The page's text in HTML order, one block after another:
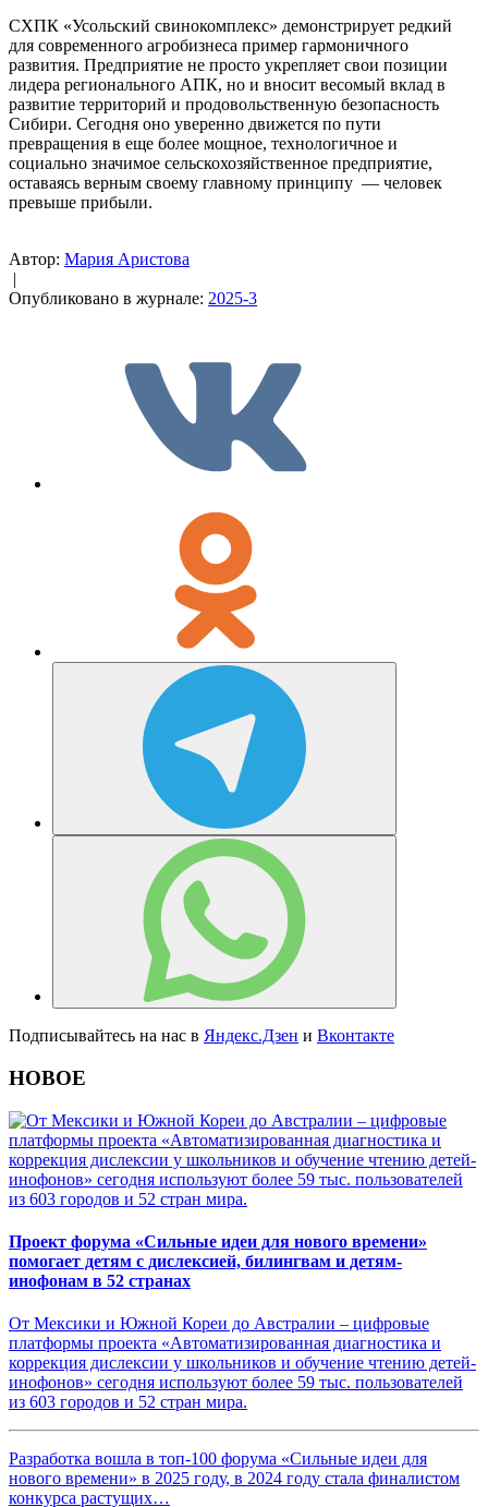
СХПК «Усольский свинокомплекс» демонстрирует редкий
для современного агробизнеса пример гармоничного
развития. Предприятие не просто укрепляет свои позиции
лидера регионального АПК, но и вносит весомый вклад в
развитие территорий и продовольственную безопасность
Сибири. Сегодня оно уверенно движется по пути
превращения в еще более мощное, технологичное и
социально значимое сельскохозяйственное предприятие,
оставаясь верным своему главному принципу — человек
превыше прибыли.
Автор: Мария Аристова
|
Опубликовано в журнале: 2025-3
Подписывайтесь на нас в Яндекс.Дзен и Вконтакте
НОВОЕ
Проект форума «Сильные идеи для нового времени»
помогает детям с дислексией, билингвам и детям-
инофонам в 52 странах
От Мексики и Южной Кореи до Австралии – цифровые
платформы проекта «Автоматизированная диагностика и
коррекция дислексии у школьников и обучение чтению детей-
инофонов» сегодня используют более 59 тыс. пользователей
из 603 городов и 52 стран мира.
Разработка вошла в топ-100 форума «Сильные идеи для
нового времени» в 2025 году, в 2024 году стала финалистом
конкурса растущих…